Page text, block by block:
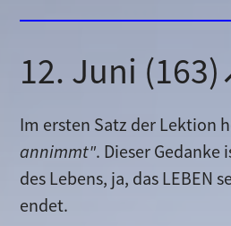
12. Juni
Im ersten Satz der Lektion
annimmt". Dieser Gedanke
des Lebens, ja, das LEBEN
endet.